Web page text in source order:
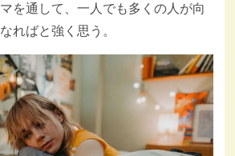
を通して、一人でも多くの人が向
ればと強く思う。